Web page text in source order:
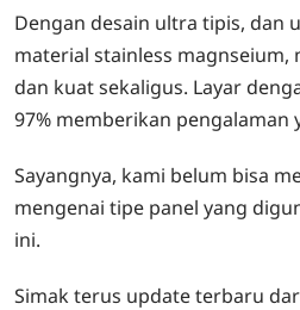
Dengan desain ultra tipis, dan
material stainless magnseium,
dan kuat sekaligus. Layar
97% memberikan pengalaman
Sayangnya, kami belum bisa
mengenai tipe panel yang
ini.
Simak terus update terbaru